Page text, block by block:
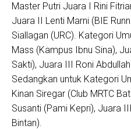
Master Putri Juara I Rini
Juara II Lenti Marni (BIE
Siallagan (URC). Kategori
Mass (Kampus Ibnu Sina),
Sakti), Juara III Roni
Sedangkan untuk Kategori
Kinan Siregar (Club MRTC
Susanti (Pami Kepri), Juara
Bintan).